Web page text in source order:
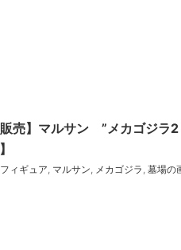
販売】マルサン ”メカゴジラ
フィギュア, マルサン, メカゴジラ , 墓場の